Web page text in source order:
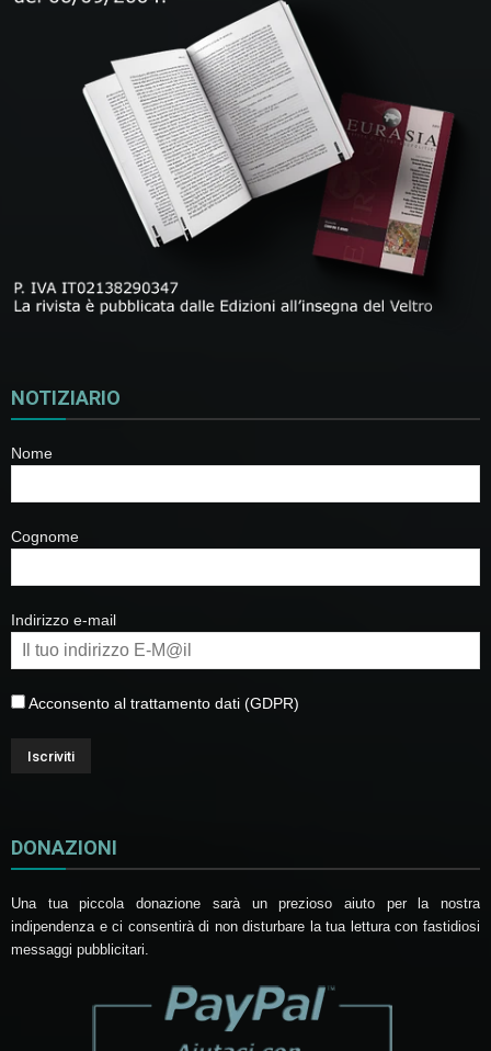
NOTIZIARIO
Nome
Cognome
Indirizzo e-mail
Acconsento al trattamento dati (GDPR)
DONAZIONI
Una tua piccola donazione sarà un prezioso aiuto per la nostra
indipendenza e ci consentirà di non disturbare la tua lettura con fastidiosi
messaggi pubblicitari.